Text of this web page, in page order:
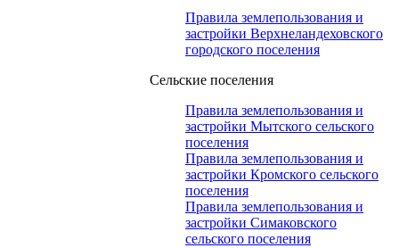
Правила землепользования и
застройки Верхнеландеховского
городского поселения
Сельские поселения
Правила землепользования и
застройки Мытского сельского
поселения
Правила землепользования и
застройки Кромского сельского
поселения
Правила землепользования и
застройки Симаковского
сельского поселения